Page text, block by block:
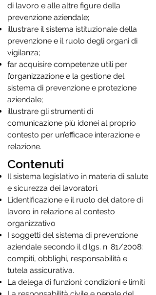
di lavoro e alle altre figure della
prevenzione aziendale;
illustrare il sistema istituzionale della
prevenzione e il ruolo degli organi di
vigilanza;
far acquisire competenze utili per
l’organizzazione e la gestione del
sistema di prevenzione e protezione
aziendale;
illustrare gli strumenti di
comunicazione più idonei al proprio
contesto per un’efficace interazione e
relazione.
Contenuti
Il sistema legislativo in materia di salute
e sicurezza dei lavoratori.
L’identificazione e il ruolo del datore di
lavoro in relazione al contesto
organizzativo
I soggetti del sistema di prevenzione
aziendale secondo il d.lgs. n. 81/2008:
compiti, obblighi, responsabilità e
tutela assicurativa.
La delega di funzioni: condizioni e limiti